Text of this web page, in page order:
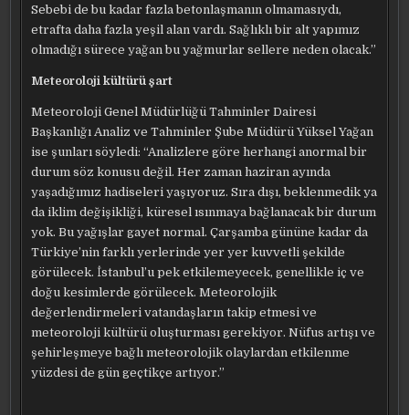
Sebebi de bu kadar fazla betonlaşmanın olmamasıydı,
etrafta daha fazla yeşil alan vardı. Sağlıklı bir alt yapımız
olmadığı sürece yağan bu yağmurlar sellere neden olacak.”
Meteoroloji kültürü şart
Meteoroloji Genel Müdürlüğü Tahminler Dairesi
Başkanlığı Analiz ve Tahminler Şube Müdürü Yüksel Yağan
ise şunları söyledi: “Analizlere göre herhangi anormal bir
durum söz konusu değil. Her zaman haziran ayında
yaşadığımız hadiseleri yaşıyoruz. Sıra dışı, beklenmedik ya
da iklim değişikliği, küresel ısınmaya bağlanacak bir durum
yok. Bu yağışlar gayet normal. Çarşamba gününe kadar da
Türkiye’nin farklı yerlerinde yer yer kuvvetli şekilde
görülecek. İstanbul’u pek etkilemeyecek, genellikle iç ve
doğu kesimlerde görülecek. Meteorolojik
değerlendirmeleri vatandaşların takip etmesi ve
meteoroloji kültürü oluşturması gerekiyor. Nüfus artışı ve
şehirleşmeye bağlı meteorolojik olaylardan etkilenme
yüzdesi de gün geçtikçe artıyor.”